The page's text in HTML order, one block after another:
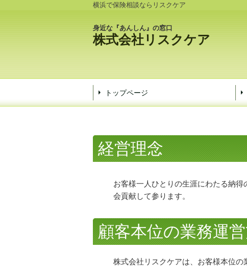
横浜で保険相談ならリスクケア
身近な『あんしん』の窓口
株式会社リスクケア
トップページ
経営理念
お客様一人ひとりの生涯にわたる納
会貢献して参ります。
顧客本位の業務運
株式会社リスクケアは、お客様本位の